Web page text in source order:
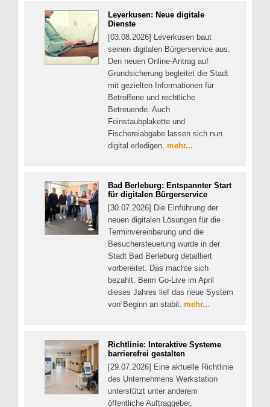
Leverkusen: Neue digitale
Dienste
[03.08.2026] Leverkusen baut
seinen digitalen Bürgerservice aus.
Den neuen Online-Antrag auf
Grundsicherung begleitet die Stadt
mit gezielten Informationen für
Betroffene und rechtliche
Betreuende. Auch
Feinstaubplakette und
Fischereiabgabe lassen sich nun
digital erledigen. mehr...
Bad Berleburg: Entspannter Start
für digitalen Bürgerservice
[30.07.2026] Die Einführung der
neuen digitalen Lösungen für die
Terminvereinbarung und die
Besuchersteuerung wurde in der
Stadt Bad Berleburg detailliert
vorbereitet. Das machte sich
bezahlt: Beim Go-Live im April
dieses Jahres lief das neue System
von Beginn an stabil. mehr...
Richtlinie: Interaktive Systeme
barrierefrei gestalten
[29.07.2026] Eine aktuelle Richtlinie
des Unternehmens Werkstation
unterstützt unter anderem
öffentliche Auftraggeber,